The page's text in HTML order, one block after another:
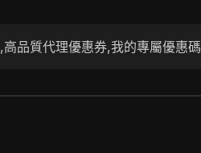
,高品質代理優惠券,我的專屬優惠碼